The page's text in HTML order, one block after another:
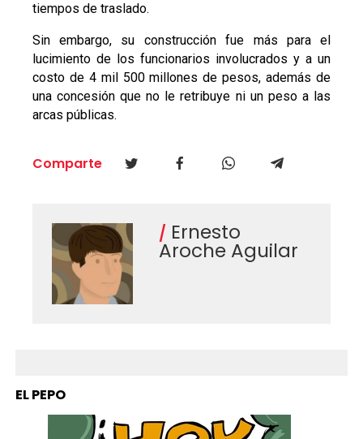
tiempos de traslado.
Sin embargo, su construcción fue más para el
lucimiento de los funcionarios involucrados y a un
costo de 4 mil 500 millones de pesos, además de
una concesión que no le retribuye ni un peso a las
arcas públicas.
Comparte
Ernesto
Aroche Aguilar
EL PEPO